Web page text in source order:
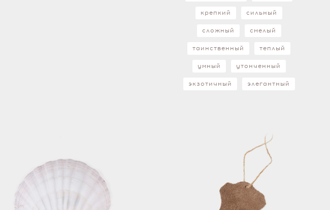
крепкий сильный
сложный смелый
таинственный теплый
умный утонченный
экзотичный элегантный